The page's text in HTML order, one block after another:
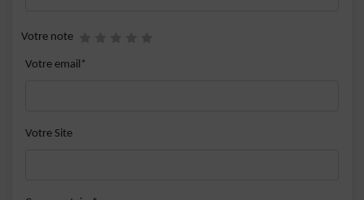
Votre note
Votre email*
Votre Site